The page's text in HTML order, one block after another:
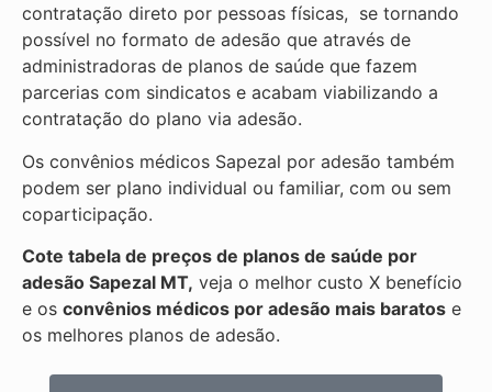
contratação direto por pessoas físicas, se tornando
possível no formato de adesão que através de
administradoras de planos de saúde que fazem
parcerias com sindicatos e acabam viabilizando a
contratação do plano via adesão.
Os convênios médicos Sapezal por adesão também
podem ser plano individual ou familiar, com ou sem
coparticipação.
Cote tabela de preços de planos de saúde por
adesão Sapezal MT, veja o melhor custo X benefício
e os convênios médicos por adesão mais baratos e
os melhores planos de adesão.